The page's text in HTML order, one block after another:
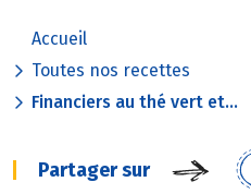
Accueil
Toutes nos recettes
Financiers au thé vert et...
Partager sur